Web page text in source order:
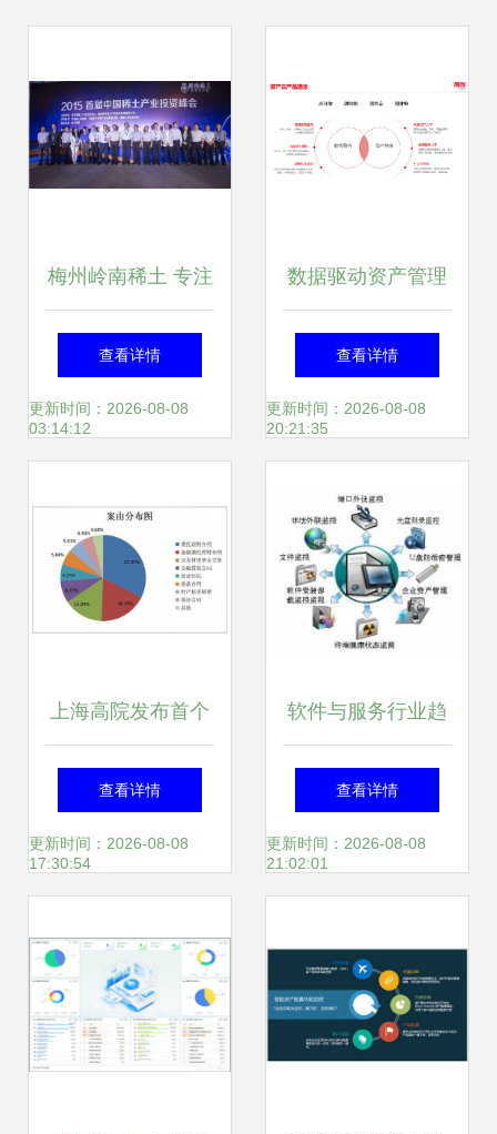
梅州岭南稀土 专注
价值投资的管理之
道
查看详情
更新时间：2026-08-08
03:14:12
数据驱动资产管理
数智化发展 用友
BIP资产云引领新
查看详情
更新时间：2026-08-08
20:21:35
上海高院发布首个
涉资产管理纠纷案
件审判情况通报 案
涨趋势并存
查看详情
更新时间：2026-08-08
17:30:54
软件与服务行业趋
势分析 投资管理的
新视角
查看详情
更新时间：2026-08-08
21:02:01